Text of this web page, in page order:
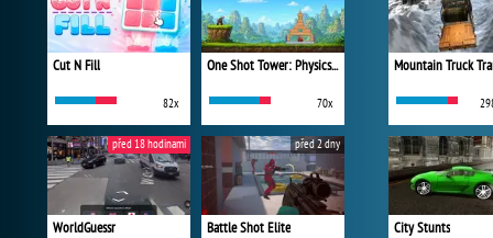
Cut N Fill
82x
One Shot Tower: Physics Destroyer
70x
WorldGuessr
před 18 hodinami
Battle Shot Elite
před 2 dny
Mountain Truck
City Stunts